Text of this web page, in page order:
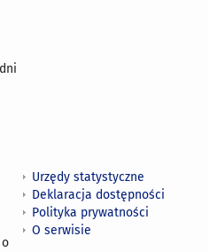
Urzędy statystyczne
Deklaracja dostępności
Polityka prywatności
O serwisie